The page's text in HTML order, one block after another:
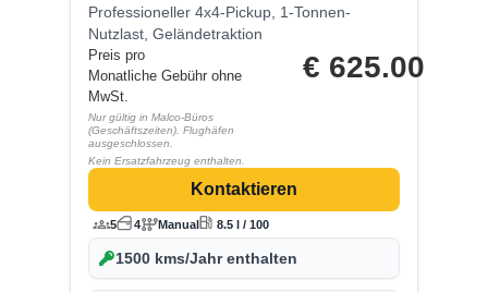
Professioneller 4x4-Pickup, 1-Tonnen-
Nutzlast, Geländetraktion
Preis pro
Monatliche Gebühr ohne
MwSt.
Nur gültig in Malco-Büros
(Geschäftszeiten). Flughäfen
ausgeschlossen.
Kein Ersatzfahrzeug enthalten.
€ 625.00
Kontaktieren
5 4 Manual 8.5 l / 100
1500 kms/Jahr enthalten